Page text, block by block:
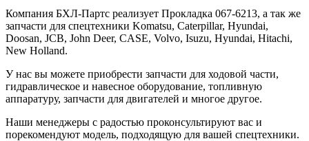
Компания БХЛ-Партс реализует Прокладка 067-6213, а так же
запчасти для спецтехники Komatsu, Caterpillar, Hyundai,
Doosan, JCB, John Deer, CASE, Volvo, Isuzu, Hyundai, Hitachi,
New Holland.
У нас вы можете приобрести запчасти для ходовой части,
гидравлическое и навесное оборудование, топливную
аппаратуру, запчасти для двигателей и многое другое.
Наши менеджеры с радостью проконсультируют вас и
порекомендуют модель, подходящую для вашей спецтехники.